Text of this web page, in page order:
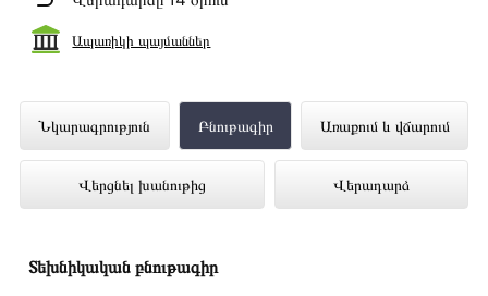
Ապառիկի պայմաններ
Նկարագրություն Բնութագիր Առաքում և վճարում
Վերցնել խանութից Վերադարձ
Նոթբուք ASUS TUF Gaming A15
FA506NF-HN018 (R5-7535HS) 15.6
16GB 512GB RTX2050-4GB (Black)
Technomix առցանց խանութում լավագույն
Տեխնիկական բնութագիր